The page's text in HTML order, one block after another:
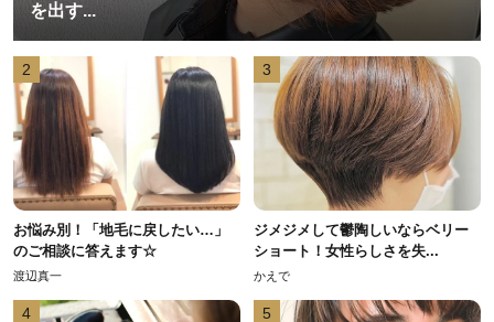
を出す...
2
お悩み別！「地毛に戻したい…」
のご相談に答えます☆
渡辺真一
3
ジメジメして鬱陶しいならベリー
ショート！女性らしさを失...
かえで
4 5